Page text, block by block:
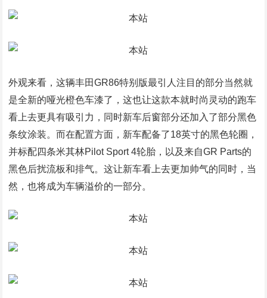
外观来看，这辆丰田GR86特别版最引人注目的部分当然就
是全新的哑光橙色车漆了，这也让这款本就时尚灵动的跑车
看上去更具有吸引力，同时新车后窗部分还加入了部分黑色
条纹涂装。而在配置方面，新车配备了18英寸的黑色轮圈，
并标配四条米其林Pilot Sport 4轮胎，以及来自GR Parts的
黑色后扰流板和排气。这让新车看上去更加帅气的同时，当
然，也将成为车辆溢价的一部分。